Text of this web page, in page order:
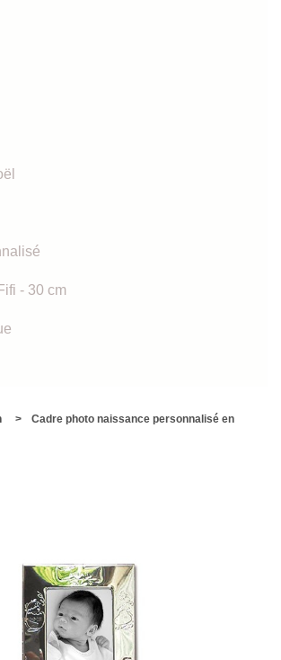
- 30 cm
>
Cadre photo naissance personnalisé en